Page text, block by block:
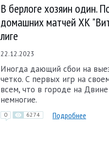
В берлоге хозяин один.
домашних матчей ХК
лиге
22.12.2023
Иногда дающий сбои на
четко. С первых игр на
всем, что в городе на
немногие.
0 6274 Подробнее